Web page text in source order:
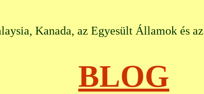
Kanada, az Egyesült Államok és
BLOG